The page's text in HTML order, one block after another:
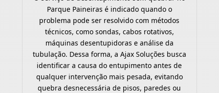
Parque Paineiras é indicado quando o
problema pode ser resolvido com métodos
técnicos, como sondas, cabos rotativos,
máquinas desentupidoras e análise da
tubulação. Dessa forma, a Ajax Soluções busca
identificar a causa do entupimento antes de
qualquer intervenção mais pesada, evitando
quebra desnecessária de pisos, paredes ou